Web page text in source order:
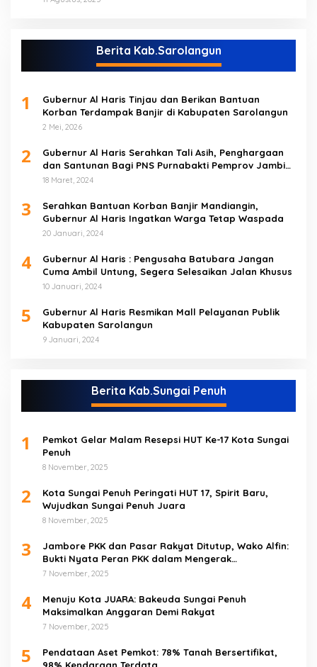
Berita Kab.Sarolangun
1
Gubernur Al Haris Tinjau dan Berikan Bantuan
Korban Terdampak Banjir di Kabupaten Sarolangun
2 Mei, 2026
2
Gubernur Al Haris Serahkan Tali Asih, Penghargaan
dan Santunan Bagi PNS Purnabakti Pemprov Jambi
Yang Berada di Sarolangun
18 Maret, 2024
3
Serahkan Bantuan Korban Banjir Mandiangin,
Gubernur Al Haris Ingatkan Warga Tetap Waspada
20 Januari, 2024
4
Gubernur Al Haris : Pengusaha Batubara Jangan
Cuma Ambil Untung, Segera Selesaikan Jalan Khusus
10 Januari, 2024
5
Gubernur Al Haris Resmikan Mall Pelayanan Publik
Kabupaten Sarolangun
9 Januari, 2024
Berita Kab.Sungai Penuh
1
Pemkot Gelar Malam Resepsi HUT Ke-17 Kota Sungai
Penuh
8 November, 2025
2
Kota Sungai Penuh Peringati HUT 17, Spirit Baru,
Wujudkan Sungai Penuh Juara
8 November, 2025
3
Jambore PKK dan Pasar Rakyat Ditutup, Wako Alfin:
Bukti Nyata Peran PKK dalam Mengerak
Perekonomian Masyarakat
7 November, 2025
4
Menuju Kota JUARA: Bakeuda Sungai Penuh
Maksimalkan Anggaran Demi Rakyat
7 November, 2025
5
Pendataan Aset Pemkot: 78% Tanah Bersertifikat,